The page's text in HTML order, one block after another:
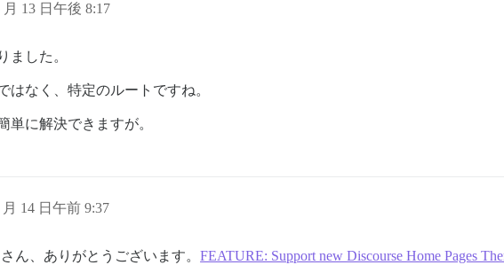
月 13 日午後 8:17
ました。
はなく、特定のルートですね。
単に解決できますが。
月 14 日午前 9:37
さん、ありがとうございます。FEATURE: Support new Discourse Home Pages